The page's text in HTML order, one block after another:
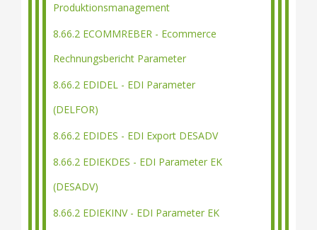
Produktionsmanagement
8.66.2 ECOMMREBER - Ecommerce
Rechnungsbericht Parameter
8.66.2 EDIDEL - EDI Parameter
(DELFOR)
8.66.2 EDIDES - EDI Export DESADV
8.66.2 EDIEKDES - EDI Parameter EK
(DESADV)
8.66.2 EDIEKINV - EDI Parameter EK